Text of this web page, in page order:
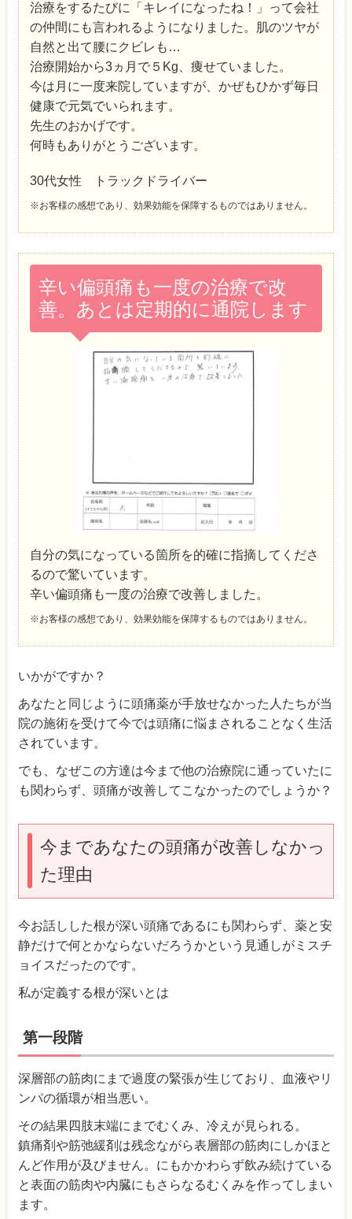
治療をするたびに「キレイになったね！」って会社
の仲間にも言われるようになりました。肌のツヤが
自然と出て腰にクビレも…
治療開始から3ヵ月で５Kg、痩せていました。
今は月に一度来院していますが、かぜもひかず毎日
健康で元気でいられます。
先生のおかげです。
何時もありがとうございます。
30代女性 トラックドライバー
※お客様の感想であり、効果効能を保障するものではありません。
辛い偏頭痛も一度の治療で改
善。あとは定期的に通院します
自分の気になっている箇所を的確に指摘してくださ
るので驚いています。
辛い偏頭痛も一度の治療で改善しました。
※お客様の感想であり、効果効能を保障するものではありません。
いかがですか？
あなたと同じように頭痛薬が手放せなかった人たちが当
院の施術を受けて今では頭痛に悩まされることなく生活
されています。
でも、なぜこの方達は今まで他の治療院に通っていたに
も関わらず、頭痛が改善してこなかったのでしょうか？
今まであなたの頭痛が改善しなかっ
た理由
今お話しした根が深い頭痛であるにも関わらず、薬と安
静だけで何とかならないだろうかという見通しがミスチ
ョイスだったのです。
私が定義する根が深いとは
第一段階
深層部の筋肉にまで過度の緊張が生じており、血液やリ
ンパの循環が相当悪い。
その結果四肢末端にまでむくみ、冷えが見られる。
鎮痛剤や筋弛緩剤は残念ながら表層部の筋肉にしかほと
んど作用が及びません。にもかかわらず飲み続けている
と表面の筋肉や内臓にもさらなるむくみを作ってしまい
ます。